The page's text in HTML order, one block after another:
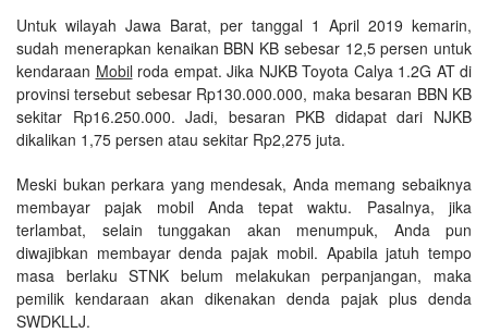
Untuk wilayah Jawa Barat, per tanggal 1 April 2019 kemarin,
sudah menerapkan kenaikan BBN KB sebesar 12,5 persen untuk
kendaraan Mobil roda empat. Jika NJKB Toyota Calya 1.2G AT di
provinsi tersebut sebesar Rp130.000.000, maka besaran BBN KB
sekitar Rp16.250.000. Jadi, besaran PKB didapat dari NJKB
dikalikan 1,75 persen atau sekitar Rp2,275 juta.
Meski bukan perkara yang mendesak, Anda memang sebaiknya
membayar pajak mobil Anda tepat waktu. Pasalnya, jika
terlambat, selain tunggakan akan menumpuk, Anda pun
diwajibkan membayar denda pajak mobil. Apabila jatuh tempo
masa berlaku STNK belum melakukan perpanjangan, maka
pemilik kendaraan akan dikenakan denda pajak plus denda
SWDKLLJ.